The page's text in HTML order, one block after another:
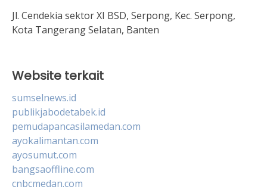
Jl. Cendekia sektor XI BSD, Serpong, Kec. Serpong,
Kota Tangerang Selatan, Banten
Website terkait
sumselnews.id
publikjabodetabek.id
pemudapancasilamedan.com
ayokalimantan.com
ayosumut.com
bangsaoffline.com
cnbcmedan.com